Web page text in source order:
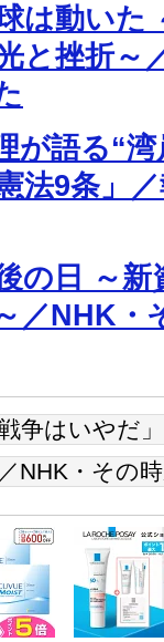
は動いた
と挫折～
が語る“
法9条」
の日 ～
／NHK・
戦争はいやだ
NHK・その